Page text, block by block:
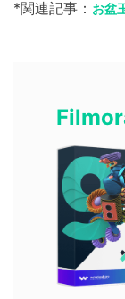
*関連記事： お盆